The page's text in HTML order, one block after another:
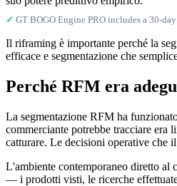
✓ GT BOGO Engine PRO includes a 30-
Il riframing è importante perché la
efficace e segmentazione che
Perché RFM era
La segmentazione RFM ha
commerciante potrebbe tracciare
catturare. Le decisioni operative che
L'ambiente contemporaneo diretto al
— i prodotti visti, le ricerche